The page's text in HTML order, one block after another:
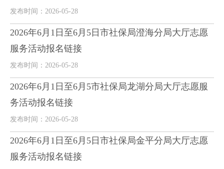
发布时间：2026-05-28
2026年6月1日至6月5日市社保局澄海分局大厅志愿
服务活动报名链接
发布时间：2026-05-28
2026年6月1日至6月5市社保局龙湖分局大厅志愿服
务活动报名链接
发布时间：2026-05-28
2026年6月1日至6月5日市社保局金平分局大厅志愿
服务活动报名链接